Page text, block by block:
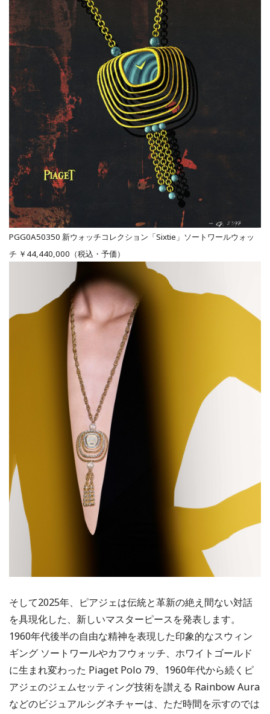
PGG0A50350 新ウォッチコレクション「Sixtie」ソートワールウォッ
チ ￥44,440,000（税込・予価）
そして2025年、ピアジェは伝統と革新の絶え間ない対話
を具現化した、新しいマスターピースを発表します。
1960年代後半の自由な精神を表現した印象的なスウィン
ギング ソートワールやカフウォッチ、ホワイトゴールド
に生まれ変わった Piaget Polo 79、1960年代から続くピ
アジェのジェムセッティング技術を讃える Rainbow Aura
などのビジュアルシグネチャーは、ただ時間を示すのでは